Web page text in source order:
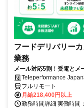
フードデリバリー
業務
メール対応5割！受電と
Teleperformance
フルリモート
月給218,400円以上
勤務時間詳細 実働時間